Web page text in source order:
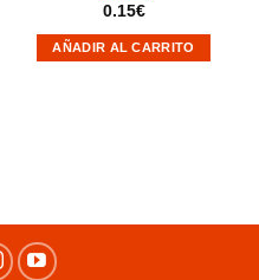
0.15€
AÑADIR AL CARRITO